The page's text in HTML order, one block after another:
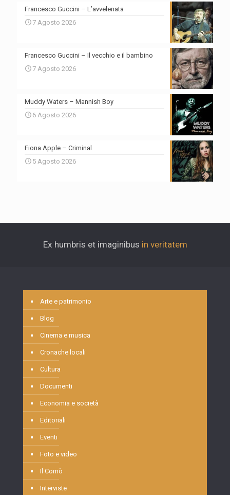
Francesco Guccini – L’avvelenata
7 Agosto 2026
Francesco Guccini – Il vecchio e il bambino
7 Agosto 2026
Muddy Waters – Mannish Boy
6 Agosto 2026
Fiona Apple – Criminal
5 Agosto 2026
Ex humbris et imaginibus in veritatem
Arte e patrimonio
Blog
Cinema e musica
Cronache locali
Cultura
Documenti
Economia e società
Editoriali
Eventi
Foto e video
Il Comò
Interviste